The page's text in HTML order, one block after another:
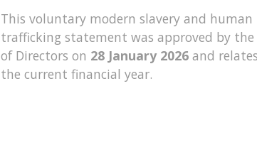
This voluntary modern slavery and human
trafficking statement was approved by the
of Directors on 28 January 2026 and
the current financial year.